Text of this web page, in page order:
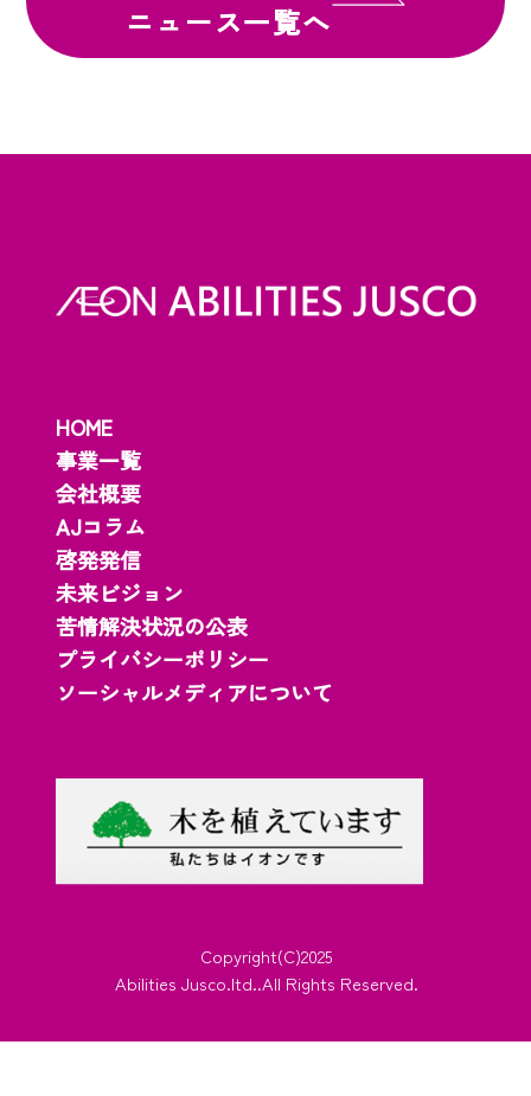
ニュース一覧へ
HOME
事業一覧
会社概要
AJコラム
啓発発信
未来ビジョン
苦情解決状況の公表
プライバシーポリシー
ソーシャルメディアについて
Copyright(C)2025
Abilities Jusco.ltd..All Rights Reserved.